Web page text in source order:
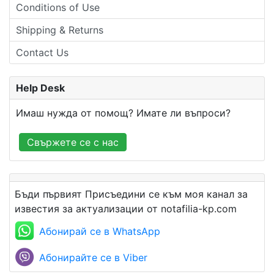
Conditions of Use
Shipping & Returns
Contact Us
Help Desk
Имаш нужда от помощ? Имате ли въпроси?
Свържете се с нас
Бъди първият Присъедини се към моя канал за
известия за актуализации от notafilia-kp.com
Абонирай се в WhatsApp
Абонирайте се в Viber